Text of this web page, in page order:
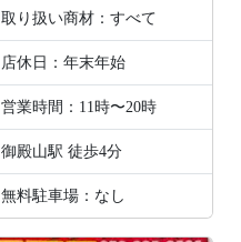
取り扱い商材：すべて
店休日：年末年始
営業時間：11時〜20時
御殿山駅 徒歩4分
無料駐車場：なし